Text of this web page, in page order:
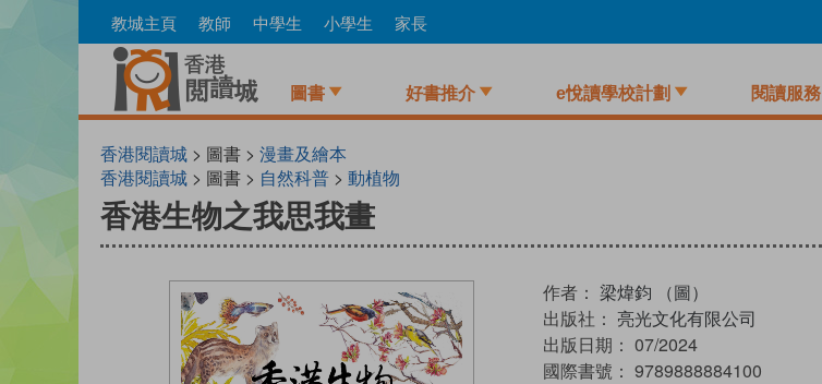
to
教城主頁 教師 中學生 小學生 家長
圖書 好書推介 e悅讀學校計劃 閱讀服務
香港閱讀城 > 圖書 > 漫畫及繪本
香港閱讀城 > 圖書 > 自然科普 > 動植物
香港生物之我思我畫
作者： 梁煒鈞 （圖）
出版社： 亮光文化有限公司
出版日期： 07/2024
國際書號： 9789888884100